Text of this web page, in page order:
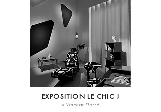
EXPOSITION LE CHIC !
x Vincent Darré